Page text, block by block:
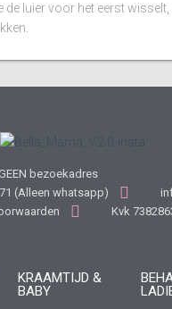
de luier voor het eerst
bezoekadres
(Alleen whatsapp)
Kvk
KRAAMTIJD &
BABY